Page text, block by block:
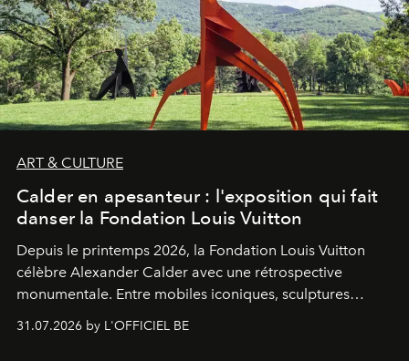
ART & CULTURE
Calder en apesanteur : l'exposition qui fait
danser la Fondation Louis Vuitton
Depuis le printemps 2026, la Fondation Louis Vuitton
célèbre Alexander Calder avec une rétrospective
monumentale. Entre mobiles iconiques, sculptures
monumentales et poésie du mouvement, l'artiste
américain investit les espaces imaginés par Frank Gehry
31.07.2026 by L'OFFICIEL BE